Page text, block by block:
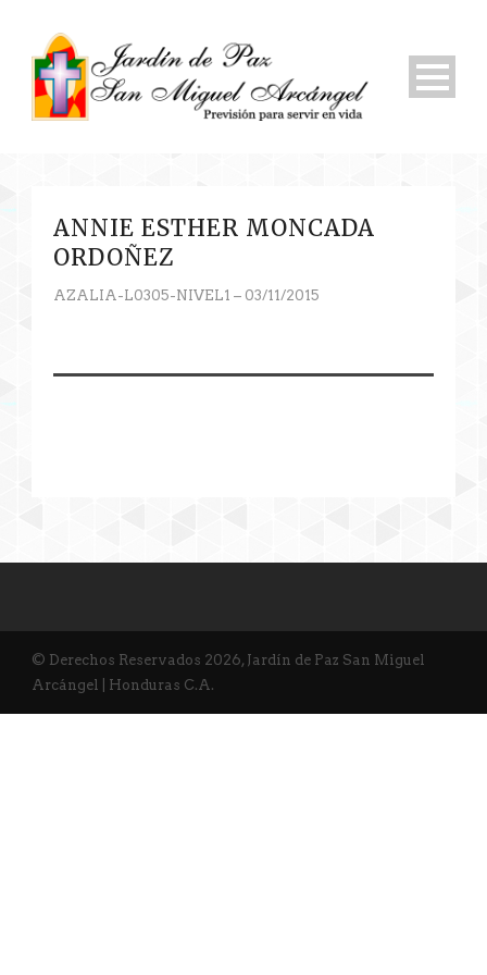
ANNIE ESTHER MONCADA
ORDOÑEZ
AZALIA-L0305-NIVEL1 – 03/11/2015
© Derechos Reservados 2026, Jardín de Paz San Miguel
Arcángel | Honduras C.A.